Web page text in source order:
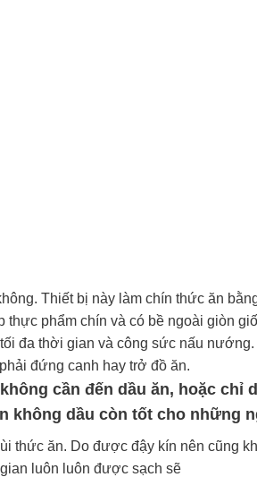
Thiết bị này làm chín thức ăn
phẩm chín và có bề ngoài giòn
đa thời gian và công sức nấu
đứng canh hay trở đồ ăn.
cần đến dầu ăn, hoặc
không dầu còn tốt cho những
thức ăn. Do được đậy kín nên cũng
luôn luôn được sạch sẽ